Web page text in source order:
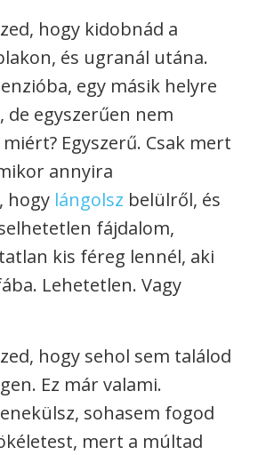
hogy kidobnád a
és ugranál utána.
egy másik helyre
de egyszerűen nem
Egyszerű. Csak mert
annyira
hogy lángolsz belülről, és
fájdalom,
kis féreg lennél, aki
Lehetetlen. Vagy
hogy sehol sem találod
Ez már valami.
sohasem fogod
mert a múltad